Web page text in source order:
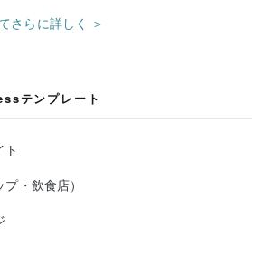
さらに詳しく ＞
テンプレート
ト
・飲食店）